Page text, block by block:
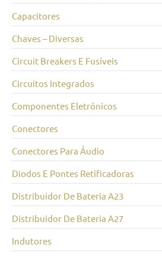
Capacitores
Chaves – Diversas
Circuit Breakers E Fusíveis
Circuitos Integrados
Componentes Eletrônicos
Conectores
Conectores Para Áudio
Diodos E Pontes Retificadoras
Distribuidor De Bateria A23
Distribuidor De Bateria A27
Indutores